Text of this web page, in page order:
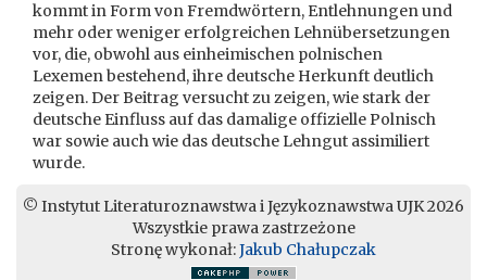
kommt in Form von Fremdwörtern, Entlehnungen und
mehr oder weniger erfolgreichen Lehnübersetzungen
vor, die, obwohl aus einheimischen polnischen
Lexemen bestehend, ihre deutsche Herkunft deutlich
zeigen. Der Beitrag versucht zu zeigen, wie stark der
deutsche Einfluss auf das damalige offizielle Polnisch
war sowie auch wie das deutsche Lehngut assimiliert
wurde.
© Instytut Literaturoznawstwa i Językoznawstwa UJK 2026
Wszystkie prawa zastrzeżone
Stronę wykonał:Jakub Chałupczak